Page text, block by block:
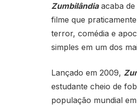
Zumbilândiaacaba de
filme que
terror, comédia e
simples em um dos
Lançado em 2009,
estudante cheio de
população mundial